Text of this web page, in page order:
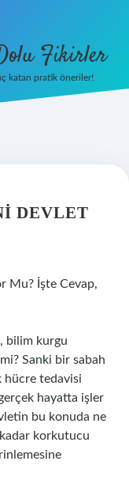
Fikirler
katan pratik öneriler!
DEVLET
Mu? İşte Cevap,
bilim kurgu
Sanki bir sabah
hücre tedavisi
hayatta işler
bu konuda ne
kadar korkutucu